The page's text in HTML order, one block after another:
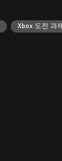
Xbox 도전 과제